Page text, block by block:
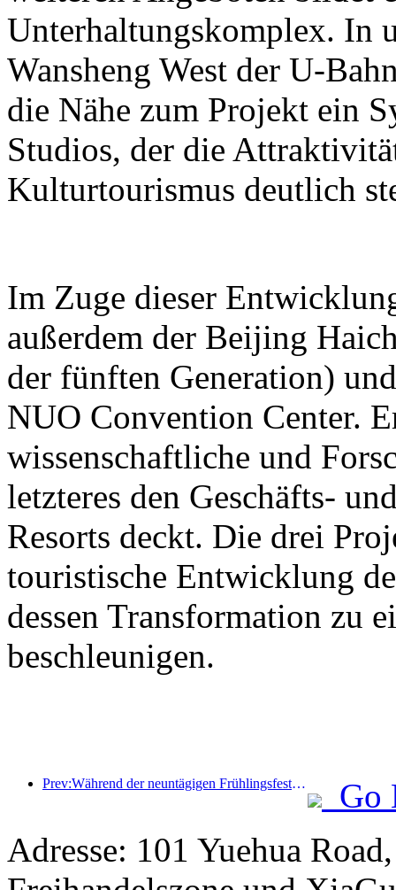
Unterhaltungskomplex. In
Wansheng West der U-
die Nähe zum Projekt ein
Studios, der die
Kulturtourismus deutlich
Im Zuge dieser
außerdem der Beijing
der fünften Generation)
NUO Convention Center.
wissenschaftliche und
letzteres den Geschäfts-
Resorts deckt. Die drei
touristische Entwicklung
dessen Transformation zu
beschleunigen.
Prev:Während der neuntägigen Frühlingsfesttage werden voraussichtlich mehr als 18 Millionen Menschen ins Land ein- und ausreisen.
Go
Adresse: 101 Yuehua